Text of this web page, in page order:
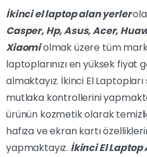
İkinci el laptop alan yerler
Casper, Hp, Asus, Acer,
Xiaomiolmak üzere tüm
laptoplarınızı en yüksek fiyat
almaktayız. İkinci El
mutlaka kontrollerini
ürünün kozmetik olarak
hafıza ve ekran kartı
yapmaktayız. İkinci El Laptop